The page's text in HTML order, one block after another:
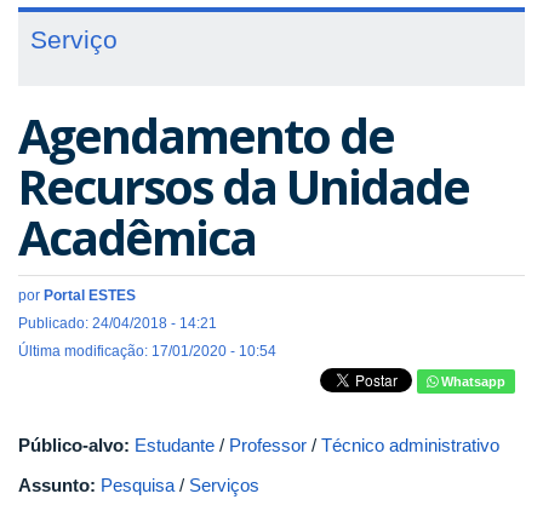
Serviço
Agendamento de
Recursos da Unidade
Acadêmica
por Portal ESTES
Publicado: 24/04/2018 - 14:21
Última modificação: 17/01/2020 - 10:54
Whatsapp
Público-alvo: Estudante / Professor / Técnico administrativo
Assunto: Pesquisa / Serviços